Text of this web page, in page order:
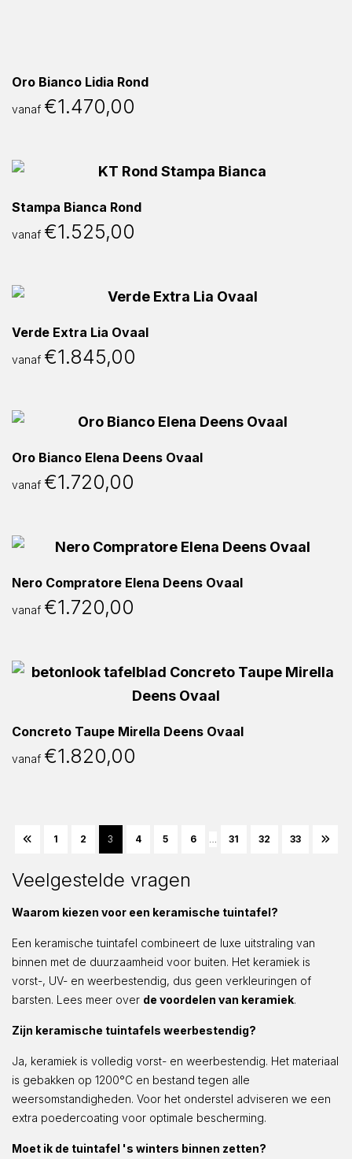
Oro Bianco Lidia Rond
vanaf €1.470,00
Stampa Bianca Rond
vanaf €1.525,00
Verde Extra Lia Ovaal
vanaf €1.845,00
Oro Bianco Elena Deens Ovaal
vanaf €1.720,00
Nero Compratore Elena Deens Ovaal
vanaf €1.720,00
Concreto Taupe Mirella Deens Ovaal
vanaf €1.820,00
1 2 3 4 5 6 … 31 32 33
Veelgestelde vragen
Waarom kiezen voor een keramische tuintafel?
Een keramische tuintafel combineert de luxe uitstraling van
binnen met de duurzaamheid voor buiten. Het keramiek is
vorst-, UV- en weerbestendig, dus geen verkleuringen of
barsten. Lees meer over de voordelen van keramiek.
Zijn keramische tuintafels weerbestendig?
Ja, keramiek is volledig vorst- en weerbestendig. Het materiaal
is gebakken op 1200°C en bestand tegen alle
weersomstandigheden. Voor het onderstel adviseren we een
extra poedercoating voor optimale bescherming.
Moet ik de tuintafel 's winters binnen zetten?